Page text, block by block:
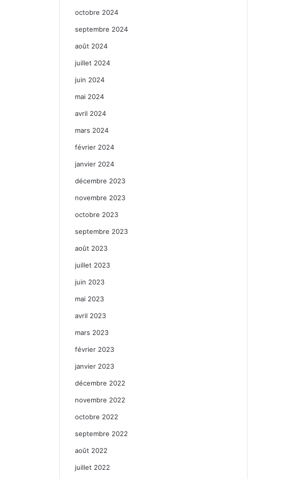
octobre 2024
septembre 2024
août 2024
juillet 2024
juin 2024
mai 2024
avril 2024
mars 2024
février 2024
janvier 2024
décembre 2023
novembre 2023
octobre 2023
septembre 2023
août 2023
juillet 2023
juin 2023
mai 2023
avril 2023
mars 2023
février 2023
janvier 2023
décembre 2022
novembre 2022
octobre 2022
septembre 2022
août 2022
juillet 2022